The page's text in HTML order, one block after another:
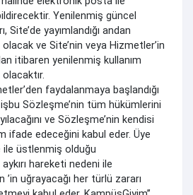
Yenilenmiş güncel
Site’de yayımlandığı andan
ve Site’nin veya Hizmetler’in
itibaren yenilenmiş kullanım
olacaktır.
faydalanmaya başlandığı
Sözleşme’nin tüm hükümlerini
ve Sözleşme’nin kendisi
ifade edeceğini kabul eder. Üye
üstlenmiş olduğu
hareketi nedeni ile
’in uğrayacağı her türlü zararı